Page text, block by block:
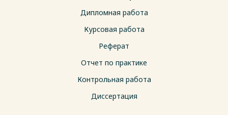
Дипломная работа
Курсовая работа
Реферат
Отчет по практике
Контрольная работа
Диссертация